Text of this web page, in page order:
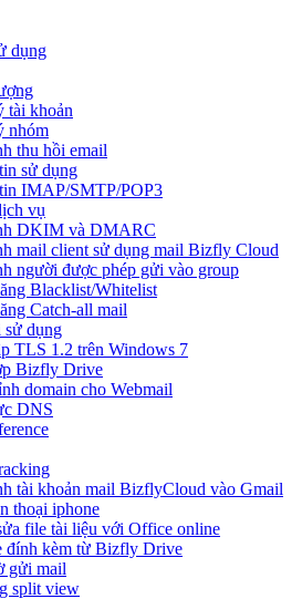
dụng
tài khoản
nhóm
thu hồi email
sử dụng
IMAP/SMTP/POP3
vụ
DKIM và DMARC
mail client sử dụng mail Bizfly Cloud
người được phép gửi vào group
Blacklist/Whitelist
Catch-all mail
dụng
TLS 1.2 trên Windows 7
Bizfly Drive
domain cho Webmail
DNS
tài khoản mail BizflyCloud vào Gmail
thoại iphone
file tài liệu với Office online
đính kèm từ Bizfly Drive
gửi mail
split view